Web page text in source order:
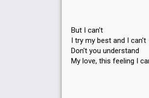
But I can't
I try my best and I can't
Don't you understand
My love, this feeling I